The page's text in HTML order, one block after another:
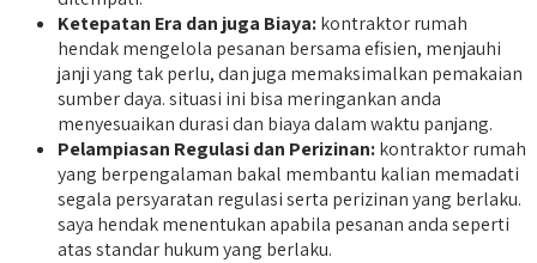
Ketepatan Era dan juga Biaya:kontraktor rumah
hendak mengelola pesanan bersama efisien, menjauhi
janji yang tak perlu, dan juga memaksimalkan pemakaian
sumber daya. situasi ini bisa meringankan anda
menyesuaikan durasi dan biaya dalam waktu panjang.
Pelampiasan Regulasi dan Perizinan:kontraktor rumah
yang berpengalaman bakal membantu kalian memadati
segala persyaratan regulasi serta perizinan yang berlaku.
saya hendak menentukan apabila pesanan anda seperti
atas standar hukum yang berlaku.